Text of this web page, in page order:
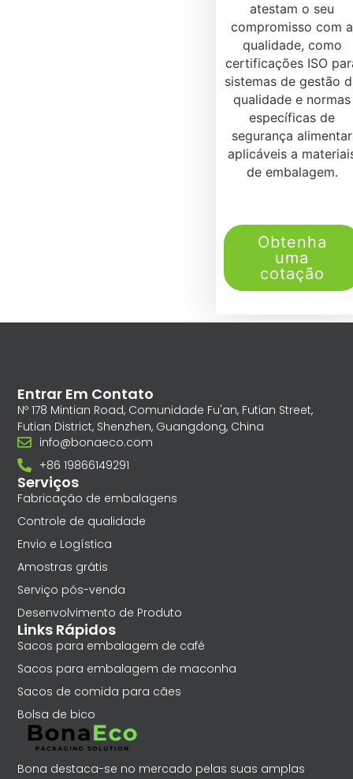
atestam o seu
compromisso com a
qualidade, como
certificações ISO
sistemas de gestão
qualidade e normas
específicas de
segurança alimentar
aplicáveis a
de embalagem.
Obtenha
uma
cotação
Bona destaca-se no mercado pelas suas amplas
Serviços
Fabricação de embalagens
Controle de qualidade
Envio e Logística
Amostras grátis
Serviço pós-venda
Desenvolvimento de Produto
Links Rápidos
Sacos para embalagem de café
Sacos para embalagem de maconha
Sacos de comida para cães
Bolsa de bico
Entrar Em Contato
Nº 178 Mintian Road, Comunidade Fu'an, Futian Street,
Futian District, Shenzhen, Guangdong, China
info@bonaeco.com
+86 19866149291